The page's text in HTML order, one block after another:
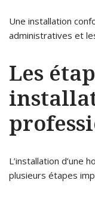
Une installation
administratives et
Les
L’installation d’une
plusieurs étapes